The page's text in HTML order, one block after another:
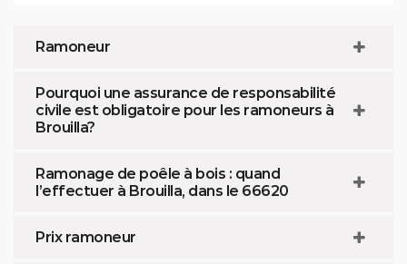
Ramoneur
Pourquoi une assurance de responsabilité
civile est obligatoire pour les ramoneurs à
Brouilla?
Ramonage de poêle à bois : quand
l’effectuer à Brouilla, dans le 66620
Prix ramoneur